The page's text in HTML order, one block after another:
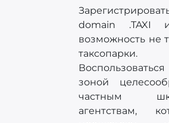
domain .TAXI
возможность не
таксопарки.
зоной
частным
агентствам,